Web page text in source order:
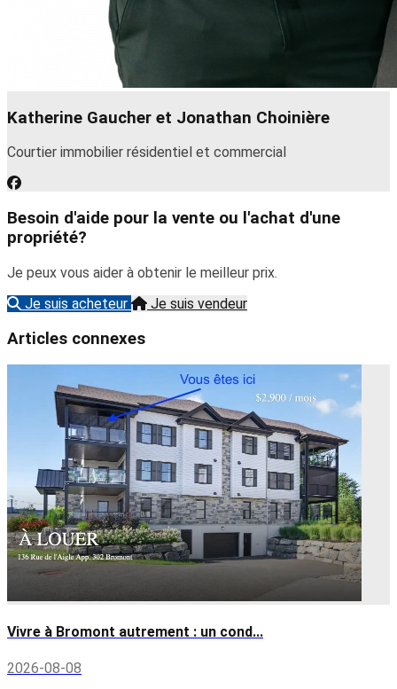
Katherine Gaucher et Jonathan Choinière
Courtier immobilier résidentiel et commercial
Besoin d'aide pour la vente ou l'achat d'une
propriété?
Je peux vous aider à obtenir le meilleur prix.
Je suis acheteur
Je suis vendeur
Articles connexes
Vivre à Bromont autrement : un cond...
2026-08-08